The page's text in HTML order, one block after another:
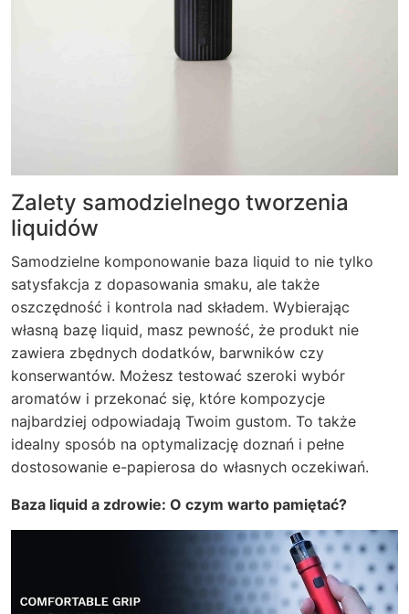
Zalety samodzielnego tworzenia
liquidów
Samodzielne komponowanie baza liquid to nie tylko
satysfakcja z dopasowania smaku, ale także
oszczędność i kontrola nad składem. Wybierając
własną bazę liquid, masz pewność, że produkt nie
zawiera zbędnych dodatków, barwników czy
konserwantów. Możesz testować szeroki wybór
aromatów i przekonać się, które kompozycje
najbardziej odpowiadają Twoim gustom. To także
idealny sposób na optymalizację doznań i pełne
dostosowanie e-papierosa do własnych oczekiwań.
Baza liquid a zdrowie: O czym warto pamiętać?